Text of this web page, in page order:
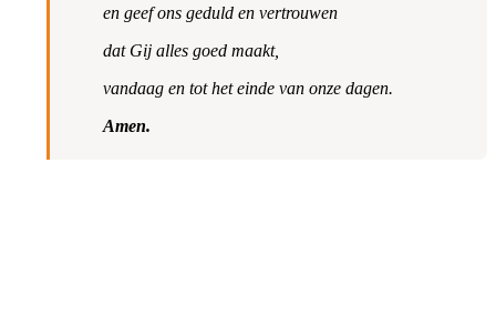
en geef ons geduld en vertrouwen
dat Gij alles goed maakt,
vandaag en tot het einde van onze dagen.
Amen.